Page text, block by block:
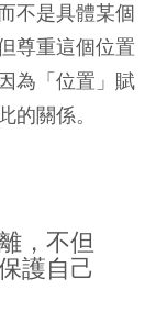
不是具體某個
尊重這個位置
為「位置」賦
的關係。
，不但
護自己